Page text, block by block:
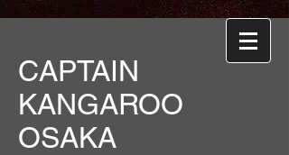
CAPTAIN
KANGAROO
OSAKA